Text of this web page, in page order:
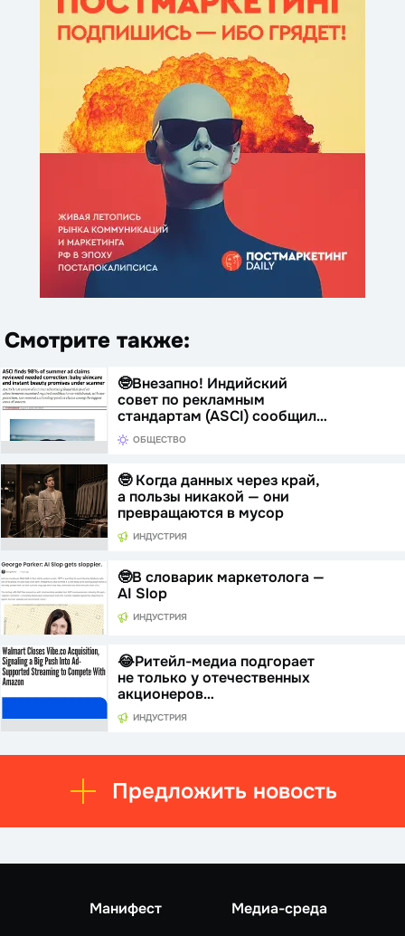
Смотрите также:
🤓Внезапно! Индийский
совет по рекламным
стандартам (ASCI) сообщил…
ОБЩЕСТВО
🤓 Когда данных через край,
а пользы никакой — они
превращаются в мусор
ИНДУСТРИЯ
🤓В словарик маркетолога —
AI Slop
ИНДУСТРИЯ
😂Ритейл-медиа подгорает
не только у отечественных
акционеров…
ИНДУСТРИЯ
Предложить новость
Манифест
Медиа-среда